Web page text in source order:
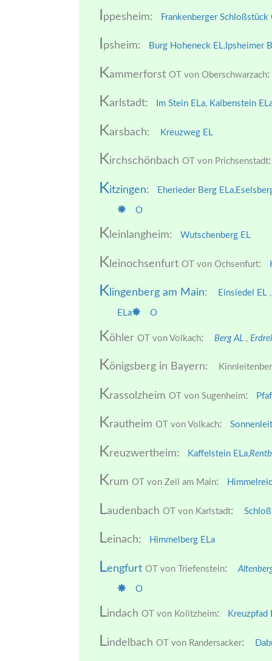
ppesheim: Frankenberger Schloßstück
psheim: Burg Hoheneck EL,Ipsheimer
Kammerforst OT von Oberschwarzach:
Karlstadt: Im Stein ELa, Kalbenstein
Karsbach: Kreuzweg EL
Kirchschönbach OT von Prichsenstadt:
Kitzingen: Eherieder Berg ELa,
O
K leinlangheim: Wutschenberg EL
K leinochsenfurt OT von Ochsenfurt:
K lingenberg am Main: Einsiedel EL ,
ELa O
Köhler OT von Volkach: Berg AL ,
Königsberg in Bayern:
Krassolzheim OT von Sugenheim:
Krautheim OT von Volkach:
Kreuzwertheim: Kaffelstein ELa,
Krum OT von Zeil am Main:
Laudenbach OT von Karlstadt:
Leinach: Himmelberg ELa
Lengfurt OT von Triefenstein:
O
Lindach OT von Kolitzheim: Kreuzpfad
Lindelbach OT von Randersacker: